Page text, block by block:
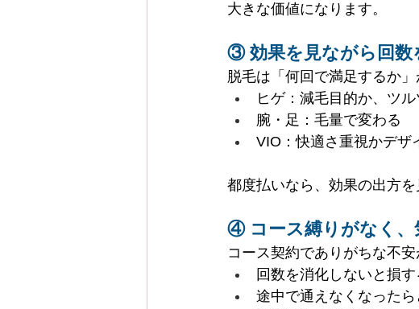
大きな価値になります。
③ 効果を見ながら回数
脱毛は「何回で満足するか」
ヒゲ：減毛目的か、ツ
腕・足：毛量で変わる
VIO：快適さ重視かデザ
都度払いなら、効果の出方
④ コース縛りがなく、
コース契約でありがちな不安
回数を消化しないと損
途中で通えなくなったら